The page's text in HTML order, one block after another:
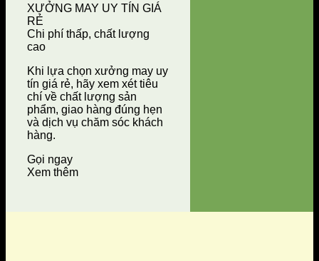
XƯỞNG MAY UY TÍN GIÁ
RẺ
Chi phí thấp, chất lượng
cao
Khi lựa chọn xưởng may uy
tín giá rẻ, hãy xem xét tiêu
chí về chất lượng sản
phẩm, giao hàng đúng hẹn
và dịch vụ chăm sóc khách
hàng.
Gọi ngay
Xem thêm